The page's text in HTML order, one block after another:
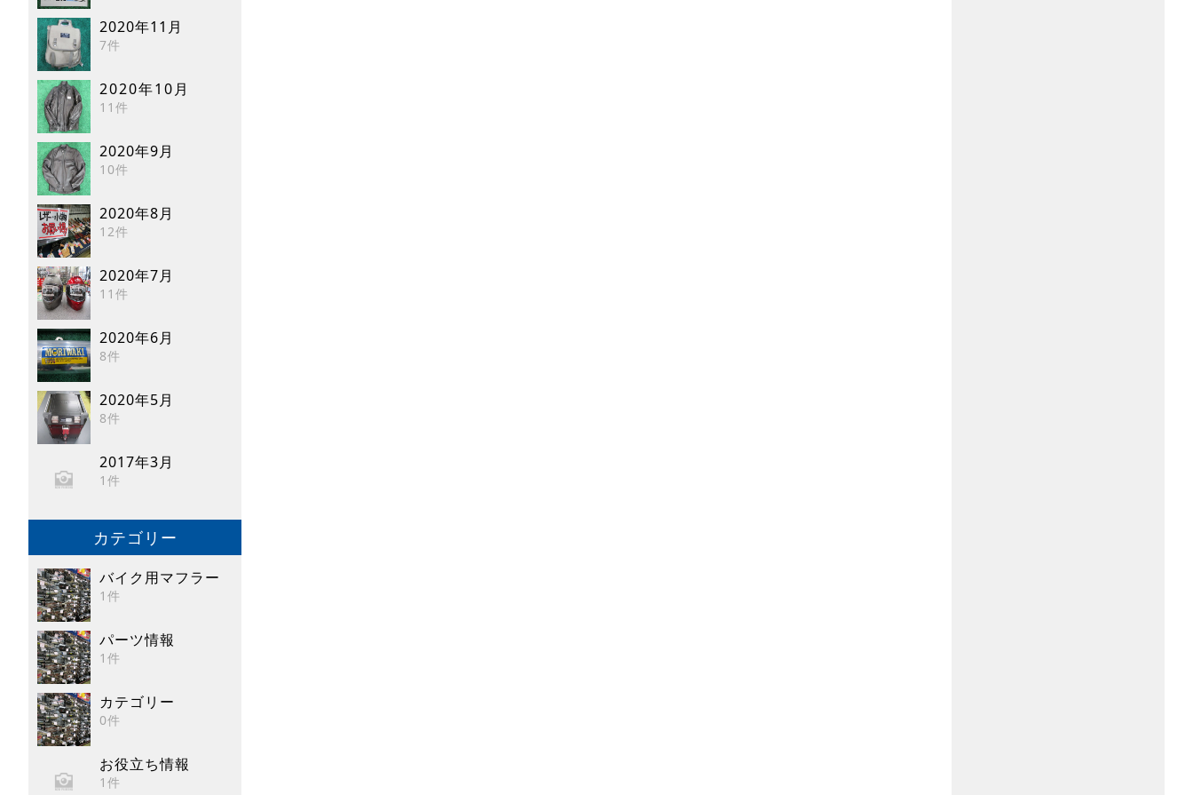
2020年11月
7件
2020年10月
11件
2020年9月
10件
2020年8月
12件
2020年7月
11件
2020年6月
8件
2020年5月
8件
2017年3月
1件
カテゴリー
バイク用マフラー
1件
パーツ情報
1件
カテゴリー
0件
お役立ち情報
1件